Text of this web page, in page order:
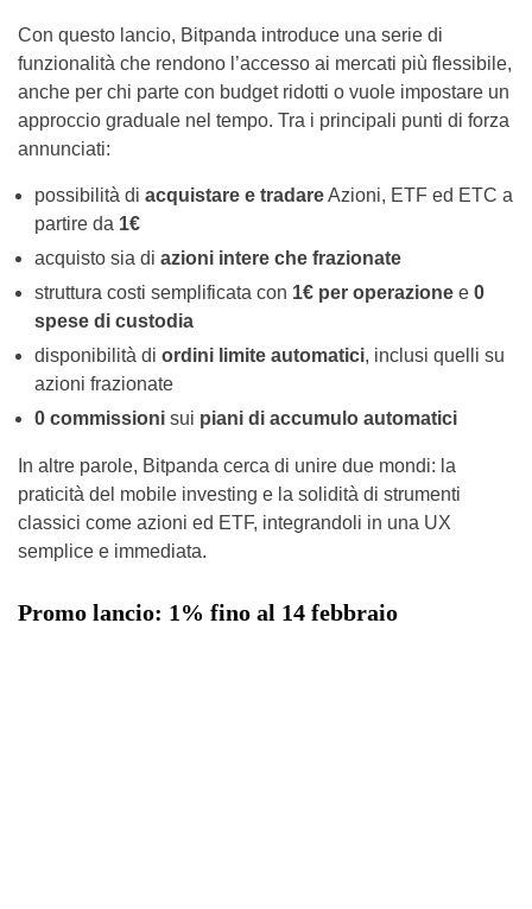
Con questo lancio, Bitpanda introduce una serie di
funzionalità che rendono l’accesso ai mercati più flessibile,
anche per chi parte con budget ridotti o vuole impostare un
approccio graduale nel tempo. Tra i principali punti di forza
annunciati:
possibilità di acquistare e tradareAzioni, ETF ed ETC a
partire da 1€
acquisto sia di azioni intere che frazionate
struttura costi semplificata con 1€ per operazione e 0
spese di custodia
disponibilità di ordini limite automatici, inclusi quelli su
azioni frazionate
0 commissioni sui piani di accumulo automatici
In altre parole, Bitpanda cerca di unire due mondi: la
praticità del mobile investing e la solidità di strumenti
classici come azioni ed ETF, integrandoli in una UX
semplice e immediata.
Promo lancio: 1% fino al 14 febbraio